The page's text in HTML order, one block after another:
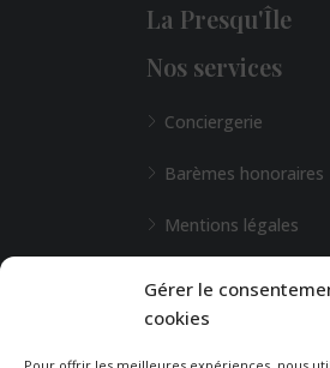
Gérer le
cookies
La Presqu'Île
Nos services
Conciergerie
Barèmes honoraires
Mentions légales
Une demande